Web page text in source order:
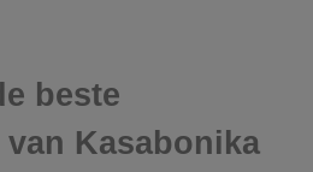
beste
Kasabonika